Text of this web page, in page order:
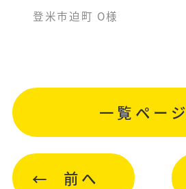
登米市迫町 O様
前へ
一覧ペー